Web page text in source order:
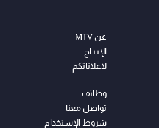
عن MTV
الإنـتـاج
لاعلاناتكم
وظائف
تواصل معنا
شروط الإسـتخدام